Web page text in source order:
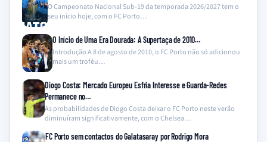
O Campeonato Nacional Sub-19 da temporada 2026/2027 tem o
seu início hoje, com o FC Porto…
O Início de Uma Era Dourada: A Supertaça de 2010…
Introdução A 8 de agosto de 2010, o FC Porto não só adicionou
mais um troféu…
Diogo Costa: Mercado Europeu Esfria Interesse e Guarda-Redes
Permanece no…
As probabilidades de Diogo Costa deixar o FC Porto neste verão
diminuíram significativamente, com o Chelsea…
FC Porto sem contactos do Galatasaray por Rodrigo Mora